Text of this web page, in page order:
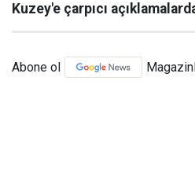
Kuzey'e çarpıcı
Abone ol